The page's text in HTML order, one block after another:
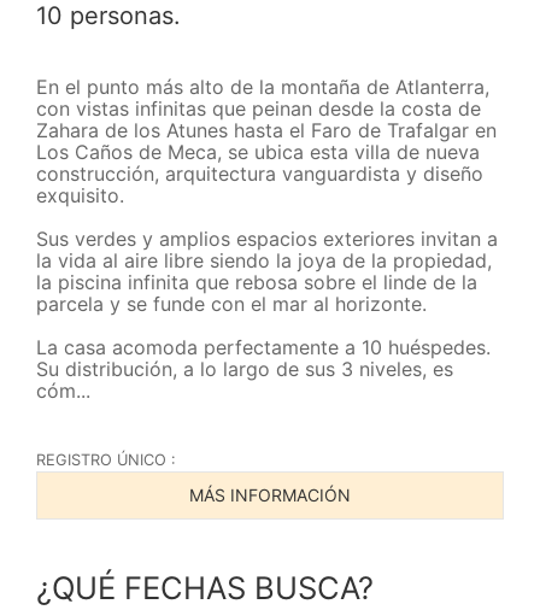
10 personas.
En el punto más alto de la montaña de Atlanterra,
con vistas infinitas que peinan desde la costa de
Zahara de los Atunes hasta el Faro de Trafalgar en
Los Caños de Meca, se ubica esta villa de nueva
construcción, arquitectura vanguardista y diseño
exquisito.
Sus verdes y amplios espacios exteriores invitan a
la vida al aire libre siendo la joya de la propiedad,
la piscina infinita que rebosa sobre el linde de la
parcela y se funde con el mar al horizonte.
La casa acomoda perfectamente a 10 huéspedes.
Su distribución, a lo largo de sus 3 niveles, es
cóm...
REGISTRO ÚNICO :
MÁS INFORMACIÓN
¿QUÉ FECHAS BUSCA?